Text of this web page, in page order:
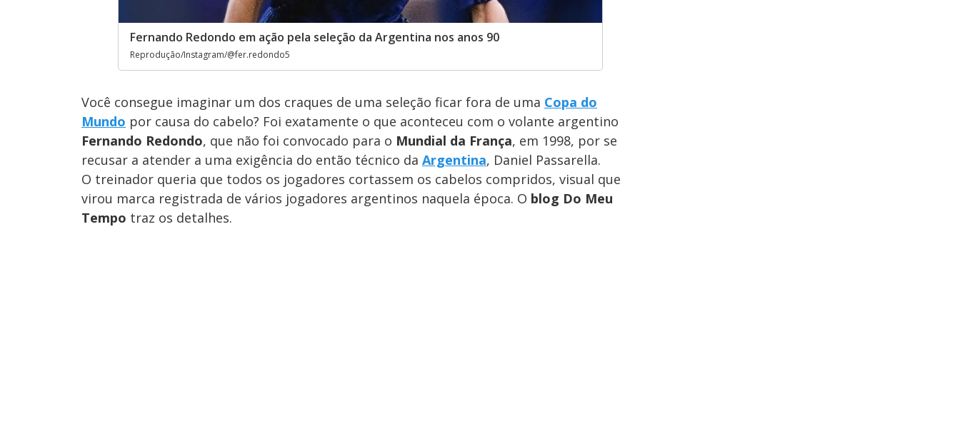
Fernando Redondo em ação pela seleção da Argentina nos anos 90
Reprodução/Instagram/@fer.redondo5
Você consegue imaginar um dos craques de uma seleção ficar fora de uma Copa do
Mundo por causa do cabelo? Foi exatamente o que aconteceu com o volante argentino
Fernando Redondo, que não foi convocado para o Mundial da França, em 1998, por se
recusar a atender a uma exigência do então técnico da Argentina, Daniel Passarella.
O treinador queria que todos os jogadores cortassem os cabelos compridos, visual que
virou marca registrada de vários jogadores argentinos naquela época. O blog Do Meu
Tempo traz os detalhes.